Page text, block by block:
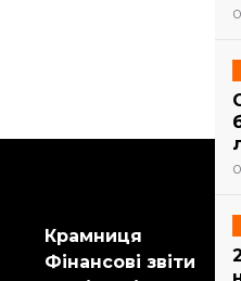
Крамниця
Фінансові звіти